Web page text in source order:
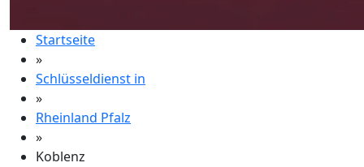
Startseite
»
Schlüsseldienst in
»
Rheinland Pfalz
»
Koblenz